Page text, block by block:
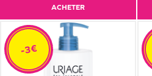
ACHETER
-3€